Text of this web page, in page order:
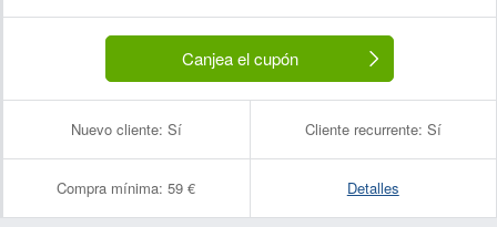
Canjea el cupón
Nuevo cliente: Sí Cliente recurrente: Sí
Compra mínima: 59 € Detalles